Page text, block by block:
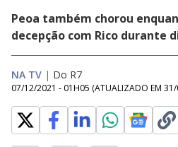
Peoa também chorou
decepção com Rico durante
NA TV | Do R7
07/12/2021 - 01H05 (ATUALIZADO EM